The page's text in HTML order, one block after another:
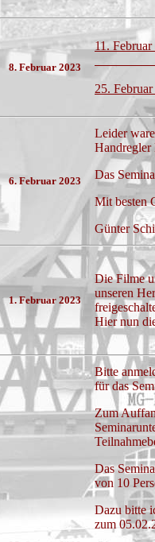
8. Februar 2023
11.
25.
6. Februar 2023
Leider
Handregler
Das
Mit besten
Günter
1. Februar 2023
Die Filme
unseren
Hier nun
Bitte
für das
Zum
Das
von 10
Dazu bitte
zum